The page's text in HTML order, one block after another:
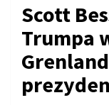
Scott
Trumpa